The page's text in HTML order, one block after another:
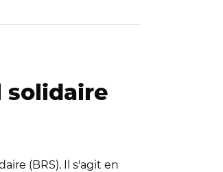
solidaire
(BRS). Il s'agit en